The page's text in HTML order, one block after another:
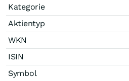
Kategorie
Aktientyp
WKN
ISIN
Symbol